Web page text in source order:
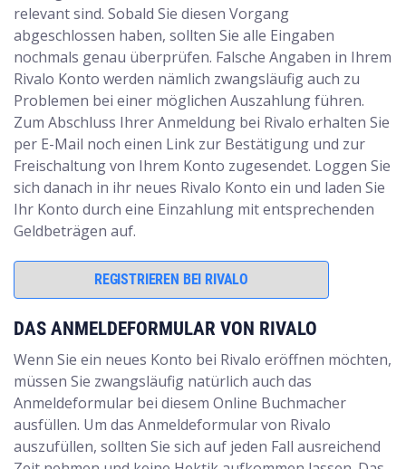
relevant sind. Sobald Sie diesen Vorgang
abgeschlossen haben, sollten Sie alle Eingaben
nochmals genau überprüfen. Falsche Angaben in Ihrem
Rivalo Konto werden nämlich zwangsläufig auch zu
Problemen bei einer möglichen Auszahlung führen.
Zum Abschluss Ihrer Anmeldung bei Rivalo erhalten Sie
per E-Mail noch einen Link zur Bestätigung und zur
Freischaltung von Ihrem Konto zugesendet. Loggen Sie
sich danach in ihr neues Rivalo Konto ein und laden Sie
Ihr Konto durch eine Einzahlung mit entsprechenden
Geldbeträgen auf.
REGISTRIEREN BEI RIVALO
DAS ANMELDEFORMULAR VON RIVALO
Wenn Sie ein neues Konto bei Rivalo eröffnen möchten,
müssen Sie zwangsläufig natürlich auch das
Anmeldeformular bei diesem Online Buchmacher
ausfüllen. Um das Anmeldeformular von Rivalo
auszufüllen, sollten Sie sich auf jeden Fall ausreichend